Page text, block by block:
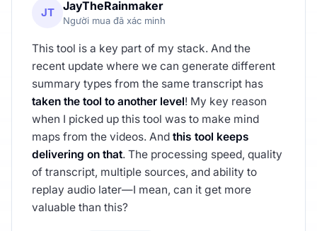
JT JayTheRainmaker
Người mua đã xác minh
This tool is a key part of my stack. And the
recent update where we can generate different
summary types from the same transcript has
taken the tool to another level! My key reason
when I picked up this tool was to make mind
maps from the videos. And this tool keeps
delivering on that. The processing speed, quality
of transcript, multiple sources, and ability to
replay audio later—I mean, can it get more
valuable than this?